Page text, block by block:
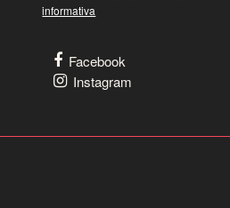
informativa
Facebook
Instagram